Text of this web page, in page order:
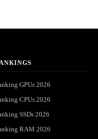
GPUs 2026
CPUs 2026
SSDs 2026
RAM 2026